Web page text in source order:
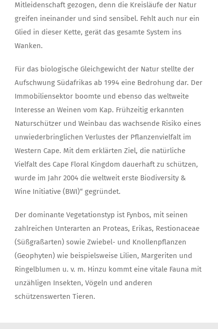
Mitleidenschaft gezogen, denn die Kreisläufe der Natur
greifen ineinander und sind sensibel. Fehlt auch nur ein
Glied in dieser Kette, gerät das gesamte System ins
Wanken.
Für das biologische Gleichgewicht der Natur stellte der
Aufschwung Südafrikas ab 1994 eine Bedrohung dar. Der
Immobiliensektor boomte und ebenso das weltweite
Interesse an Weinen vom Kap. Frühzeitig erkannten
Naturschützer und Weinbau das wachsende Risiko eines
unwiederbringlichen Verlustes der Pflanzenvielfalt im
Western Cape. Mit dem erklärten Ziel, die natürliche
Vielfalt des Cape Floral Kingdom dauerhaft zu schützen,
wurde im Jahr 2004 die weltweit erste Biodiversity &
Wine Initiative (BWI)“ gegründet.
Der dominante Vegetationstyp ist Fynbos, mit seinen
zahlreichen Unterarten an Proteas, Erikas, Restionaceae
(Süßgraßarten) sowie Zwiebel- und Knollenpflanzen
(Geophyten) wie beispielsweise Lilien, Margeriten und
Ringelblumen u. v. m. Hinzu kommt eine vitale Fauna mit
unzähligen Insekten, Vögeln und anderen
schützenswerten Tieren.